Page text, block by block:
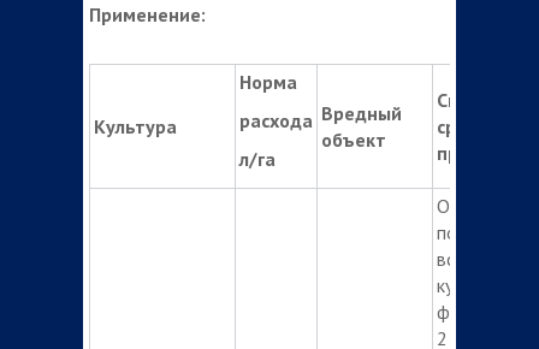
Применение:
Культура
Норма
расхода
л/га
Вредный
объект
Способ и
сроки
почвы до
всходов
культуры
фазу
2